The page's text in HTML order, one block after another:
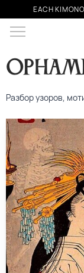
EACH
Разбор узоров,